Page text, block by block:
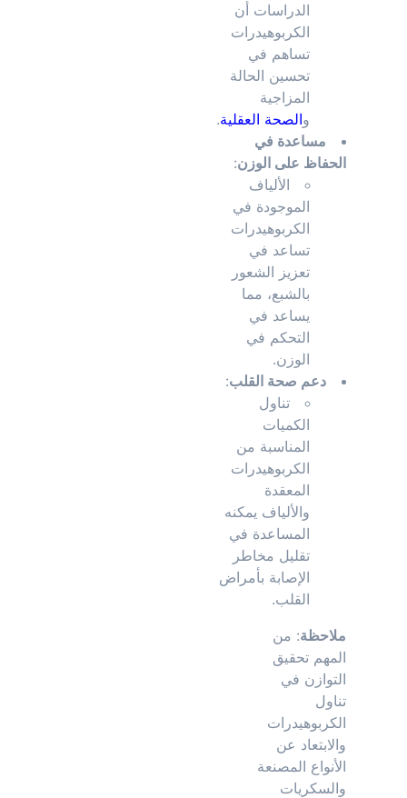
الدراسات أن
الكربوهيدرات
تساهم في
تحسين الحالة
المزاجية
والصحة العقلية.
مساعدة في
الحفاظ على الوزن:
الألياف
الموجودة في
الكربوهيدرات
تساعد في
تعزيز الشعور
بالشبع، مما
يساعد في
التحكم في
الوزن.
دعم صحة القلب:
تناول
الكميات
المناسبة من
الكربوهيدرات
المعقدة
والألياف يمكنه
المساعدة في
تقليل مخاطر
الإصابة بأمراض
القلب.
ملاحظة: من
المهم تحقيق
التوازن في
تناول
الكربوهيدرات
والابتعاد عن
الأنواع المصنعة
والسكريات